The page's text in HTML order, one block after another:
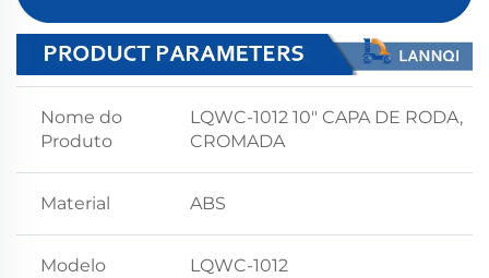
Nome do
Produto
LQWC-1012 10" CAPA DE RODA,
CROMADA
Material ABS
Modelo LQWC-1012